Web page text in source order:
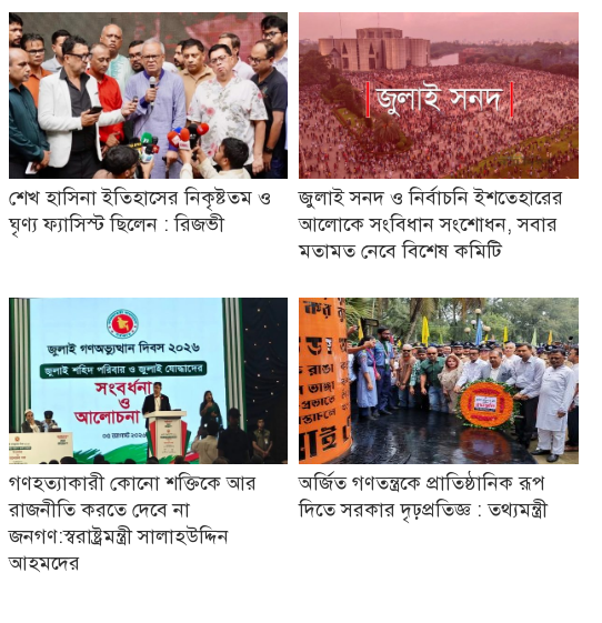
শেখ হাসিনা ইতিহাসের নিকৃষ্টতম ও
ঘৃণ্য ফ্যাসিস্ট ছিলেন : রিজভী
জুলাই সনদ ও নির্বাচনি ইশতেহারের
আলোকে সংবিধান সংশোধন, সবার
মতামত নেবে বিশেষ কমিটি
গণহত্যাকারী কোনো শক্তিকে আর
রাজনীতি করতে দেবে না
জনগণ:স্বরাষ্ট্রমন্ত্রী সালাহউদ্দিন
আহমদের
অর্জিত গণতন্ত্রকে প্রাতিষ্ঠানিক রূপ
দিতে সরকার দৃঢ়প্রতিজ্ঞ : তথ্যমন্ত্রী